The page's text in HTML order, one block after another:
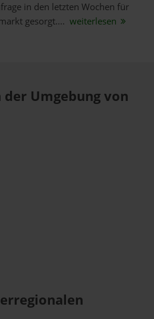
in den letzten Wochen für
gesorgt.... weiterlesen
Umgebung von